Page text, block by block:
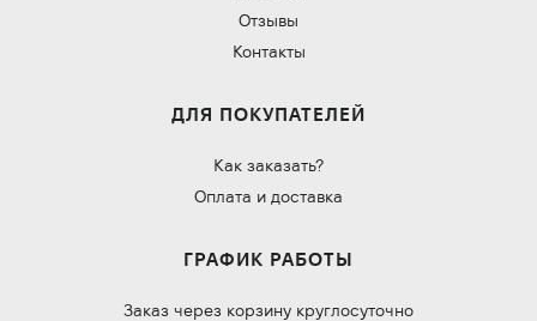
Отзывы
Контакты
ДЛЯ ПОКУПАТЕЛЕЙ
Как заказать?
Оплата и доставка
ГРАФИК РАБОТЫ
Заказ через корзину круглосуточно